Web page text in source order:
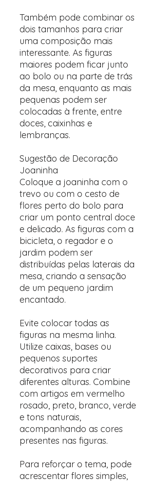
Também pode combinar os
dois tamanhos para criar
uma composição mais
interessante. As figuras
maiores podem ficar junto
ao bolo ou na parte de trás
da mesa, enquanto as mais
pequenas podem ser
colocadas à frente, entre
doces, caixinhas e
lembranças.
Sugestão de Decoração
Joaninha
Coloque a joaninha com o
trevo ou com o cesto de
flores perto do bolo para
criar um ponto central doce
e delicado. As figuras com a
bicicleta, o regador e o
jardim podem ser
distribuídas pelas laterais da
mesa, criando a sensação
de um pequeno jardim
encantado.
Evite colocar todas as
figuras na mesma linha.
Utilize caixas, bases ou
pequenos suportes
decorativos para criar
diferentes alturas. Combine
com artigos em vermelho
rosado, preto, branco, verde
e tons naturais,
acompanhando as cores
presentes nas figuras.
Para reforçar o tema, pode
acrescentar flores simples,